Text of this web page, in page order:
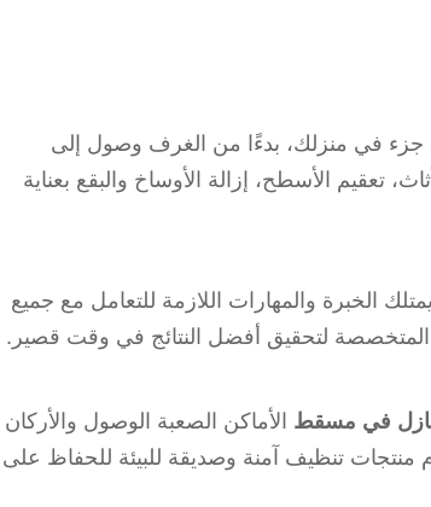
جزء في منزلك، بدءًا من الغرف وصول إلى
تعقيم الأسطح، إزالة الأوساخ والبقع بعناية
الخبرة والمهارات اللازمة للتعامل مع جميع
المتخصصة لتحقيق أفضل النتائج في وقت قصير.
في مسقط الأماكن الصعبة الوصول والأركان
تنظيف آمنة وصديقة للبيئة للحفاظ على